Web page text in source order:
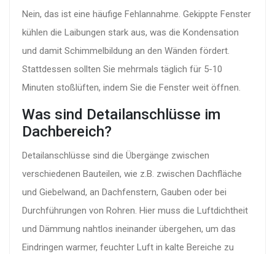
Nein, das ist eine häufige Fehlannahme. Gekippte Fenster
kühlen die Laibungen stark aus, was die Kondensation
und damit Schimmelbildung an den Wänden fördert.
Stattdessen sollten Sie mehrmals täglich für 5-10
Minuten stoßlüften, indem Sie die Fenster weit öffnen.
Was sind Detailanschlüsse im
Dachbereich?
Detailanschlüsse sind die Übergänge zwischen
verschiedenen Bauteilen, wie z.B. zwischen Dachfläche
und Giebelwand, an Dachfenstern, Gauben oder bei
Durchführungen von Rohren. Hier muss die Luftdichtheit
und Dämmung nahtlos ineinander übergehen, um das
Eindringen warmer, feuchter Luft in kalte Bereiche zu